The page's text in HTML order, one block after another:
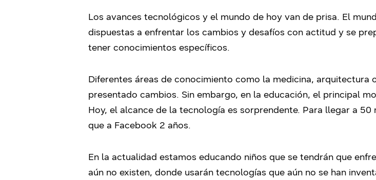
Los avances tecnológicos y el mundo de hoy van de prisa. El
dispuestas a enfrentar los cambios y desafíos con actitud y se
tener conocimientos específicos.
Diferentes áreas de conocimiento como la medicina,
presentado cambios. Sin embargo, en la educación, el principal
Hoy, el alcance de la tecnología es sorprendente. Para llegar a
que a Facebook 2 años.
En la actualidad estamos educando niños que se tendrán que
aún no existen, donde usarán tecnologías que aún no se han